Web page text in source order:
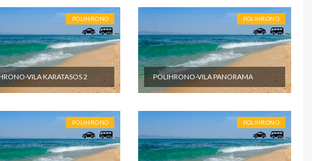
POLIHRONO
VILA KARATASOS 2
POLIHRONO
POLIHRONO-VILA PANORAMA
POLIHRONO POLIHRONO